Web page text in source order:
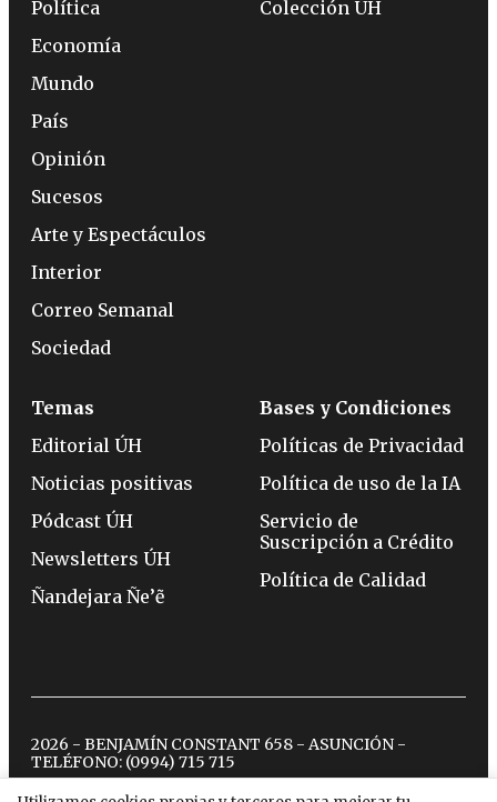
Política
Economía
Mundo
País
Opinión
Sucesos
Arte y Espectáculos
Interior
Correo Semanal
Sociedad
Colección ÚH
Temas
Editorial ÚH
Noticias positivas
Pódcast ÚH
Newsletters ÚH
Ñandejara Ñe’ẽ
Bases y Condiciones
Políticas de Privacidad
Política de uso de la IA
Servicio de
Suscripción a Crédito
Política de Calidad
2026 - BENJAMÍN CONSTANT 658 - ASUNCIÓN -
TELÉFONO: (0994) 715 715